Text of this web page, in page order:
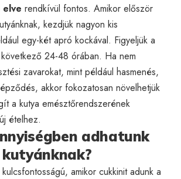
rendkívül fontos. Amikor először
kezdjük nagyon kis
egy-két apró kockával. Figyeljük a
24-48 órában. Ha nem
zavarokat, mint például hasmenés,
akkor fokozatosan növelhetjük
a kutya emésztőrendszerének
ételhez.
adhatunk
amikor cukkinit adunk a